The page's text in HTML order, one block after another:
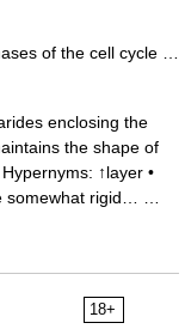
of the cell cycle …
enclosing the
the shape of
↑layer •
somewhat rigid… …
18+